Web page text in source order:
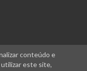
conteúdo e
este site,